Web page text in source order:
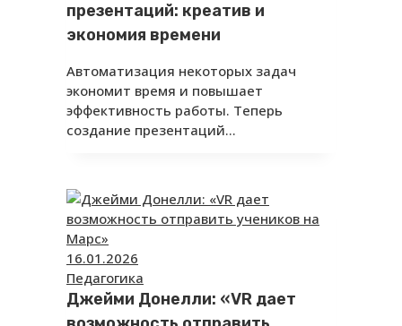
презентаций: креатив и
экономия времени
Автоматизация некоторых задач
экономит время и повышает
эффективность работы. Теперь
создание презентаций…
16.01.2026
Педагогика
Джейми Донелли: «VR дает